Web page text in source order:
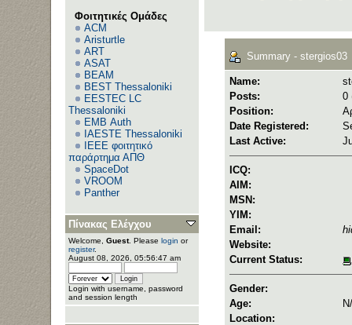
Φοιτητικές Ομάδες
ACM
Aristurtle
ART
ASAT
BEAM
BEST Thessaloniki
EESTEC LC
Thessaloniki
EΜΒ Auth
IAESTE Thessaloniki
IEEE φοιτητικό
παράρτημα ΑΠΘ
SpaceDot
VROOM
Panther
Πίνακας Ελέγχου
Welcome, Guest. Please login or
register.
August 08, 2026, 05:56:47 am
Login with username, password
and session length
Summary - stergios03
Name:
Posts:
0
Position:
Date Registered:
Last Active:
ICQ:
AIM:
MSN:
YIM:
Email:
Website:
Current Status:
Gender:
Age:
Location: